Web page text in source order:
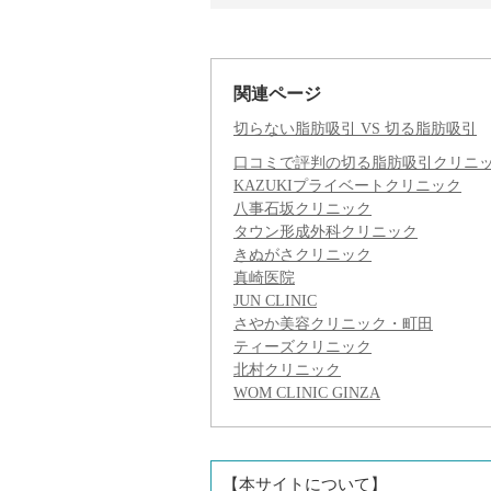
関連ページ
切らない脂肪吸引 VS 切る脂肪吸引
口コミで評判の切る脂肪吸引クリニ
KAZUKIプライベートクリニック
八事石坂クリニック
タウン形成外科クリニック
きぬがさクリニック
真崎医院
JUN CLINIC
さやか美容クリニック・町田
ティーズクリニック
北村クリニック
WOM CLINIC GINZA
【本サイトについて】